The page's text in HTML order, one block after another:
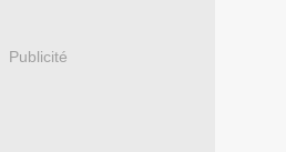
Publicité